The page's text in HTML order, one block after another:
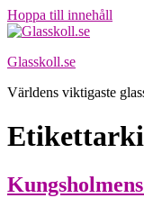
Hoppa till innehåll
Glasskoll.se
Världens viktigaste